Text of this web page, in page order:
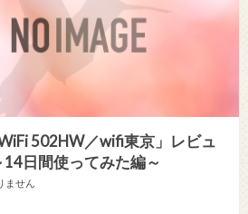
WiFi 502HW／wifi東京」レビュ
14日間使ってみた編～
ません